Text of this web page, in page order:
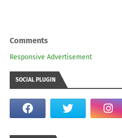
Comments
Responsive Advertisement
SOCIAL PLUGIN